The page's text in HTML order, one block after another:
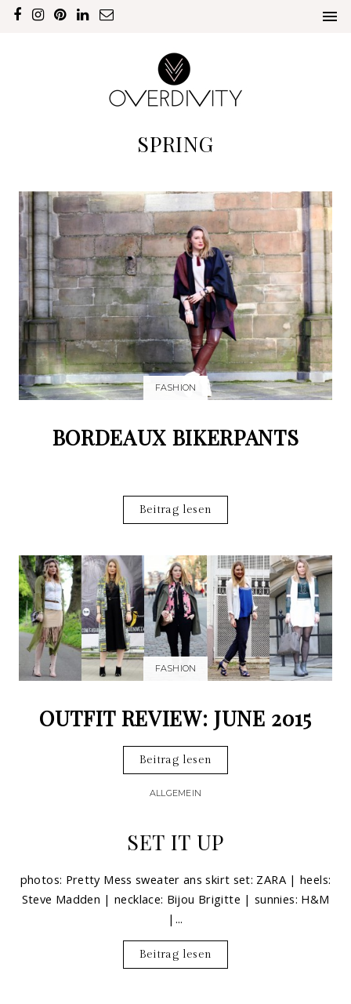
SPRING
FASHION
BORDEAUX BIKERPANTS
Beitrag lesen
FASHION
OUTFIT REVIEW: JUNE 2015
Beitrag lesen
ALLGEMEIN
SET IT UP
photos: Pretty Mess sweater ans skirt set: ZARA | heels:
Steve Madden | necklace: Bijou Brigitte | sunnies: H&M
|...
Beitrag lesen